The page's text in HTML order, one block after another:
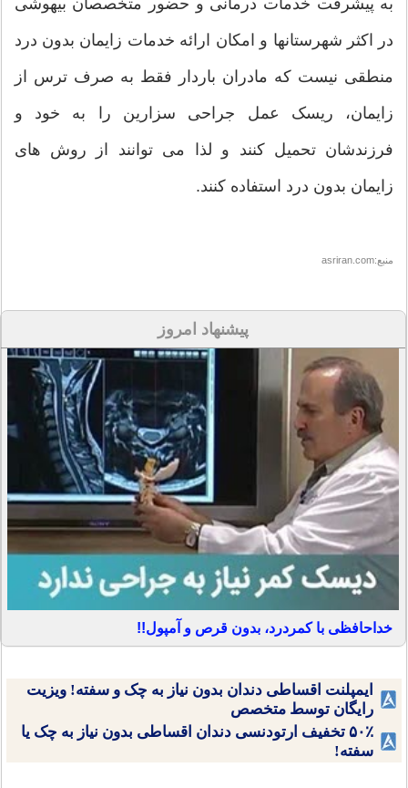
در اکثر شهرستانها و امکان ارائه خدمات زایمان بدون درد
منطقی نیست که مادران باردار فقط به صرف ترس از
زایمان، ریسک عمل جراحی سزارین را به خود و
فرزندشان تحمیل کنند و لذا می توانند از روش های
زایمان بدون درد استفاده کنند.
منبع:asriran.com
پیشنهاد امروز
خداحافظی با کمردرد، بدون قرص و آمپول!!
ایمپلنت اقساطی دندان بدون نیاز به چک و سفته! ویزیت
رایگان توسط متخصص
۵۰٪ تخفیف ارتودنسی دندان اقساطی بدون نیاز به چک یا
سفته!